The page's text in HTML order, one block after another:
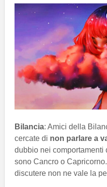
Bilancia: Amici della
cercate di non parlare a
dubbio nei comportamenti
sono Cancro o
discutere non ne vale la